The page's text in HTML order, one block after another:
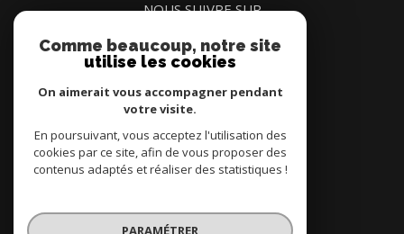
NOUS SUIVRE SUR
ADHÉRENTS
Comme beaucoup, notre site
utilise les cookies
On aimerait vous accompagner pendant
votre visite.
En poursuivant, vous acceptez l'utilisation des
cookies par ce site, afin de vous proposer des
contenus adaptés et réaliser des statistiques !
PARAMÉTRER